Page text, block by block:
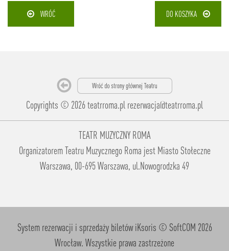
WRÓĆ DO KOSZYKA
Copyrights © 2026 teatrroma.pl rezerwacja@teatrroma.pl
TEATR MUZYCZNY ROMA
Organizatorem Teatru Muzycznego Roma jest Miasto Stołeczne
Warszawa, 00-695 Warszawa, ul.Nowogrodzka 49
System rezerwacji i sprzedaży biletów iKsoris © SoftCOM 2026
Wrocław. Wszystkie prawa zastrzeżone